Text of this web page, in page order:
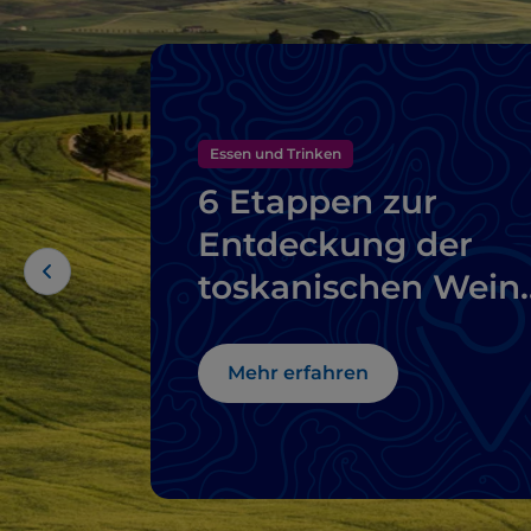
Essen und Trinken
6 Etappen zur
Entdeckung der
toskanischen
Montalcino bis zum
Chianti
Mehr erfahren